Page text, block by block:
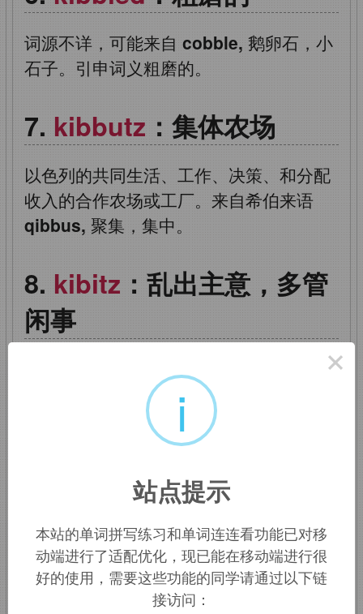
词源不详，可能来自 cobble, 鹅卵石，小
石子。引申词义粗磨的。
kibbutz ：集体农场
以色列的共同生活、工作、决策、和分配
收入的合作农场或工厂。来自希伯来语
qibbus, 聚集，集中。
kibitz ：乱出主意，多管
闲事
kibitsen,乱发表意见或提供
建议，来自德语gibitz, 田凫，凤头麦
鸡，拟声词，模仿这种鸟的叫声。引申词
义叽叽喳喳，乱出主意，多管闲事。
kibosh：阻止，挫败
来自俚语put the kibosh on,阻止，挫
败。词源不详，可能来自爱尔兰语caip
caip,帽子，词源同
×
i
站点提示
本站的单词拼写练习和单词连连看功能已对移
动端进行了适配优化，现已能在移动端进行很
好的使用，需要这些功能的同学请通过以下链
接访问：